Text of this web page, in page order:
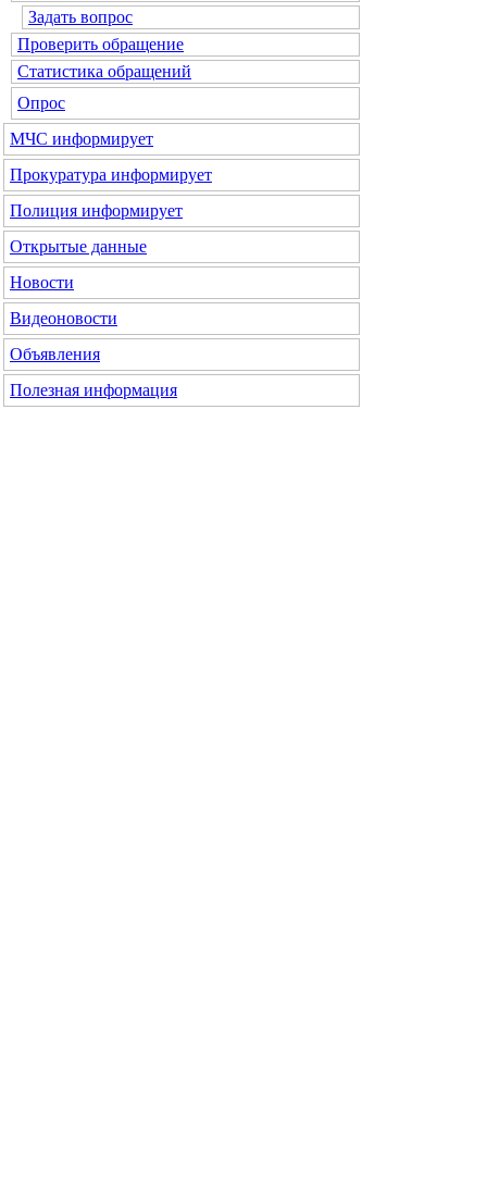
Задать вопрос
Проверить обращение
Статистика обращений
Опрос
МЧС информирует
Прокуратура информирует
Полиция информирует
Открытые данные
Новости
Видеоновости
Объявления
Полезная информация